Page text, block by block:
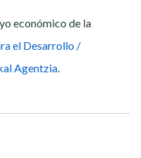
económico de la
el Desarrollo /
Agentzia.